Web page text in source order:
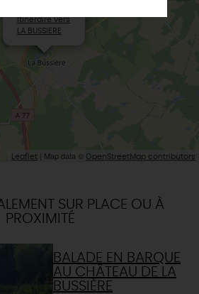
Itinéraire vers
LA BUSSIERE
Leaflet | Map data © OpenStreetMap contributors
SUR PLACE OU À
PROXIMITÉ
BALADE EN BARQUE
AU CHÂTEAU DE LA
BUSSIÈRE